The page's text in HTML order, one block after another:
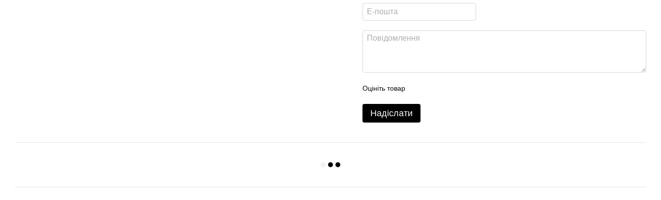
Оцініть товар
Надіслати